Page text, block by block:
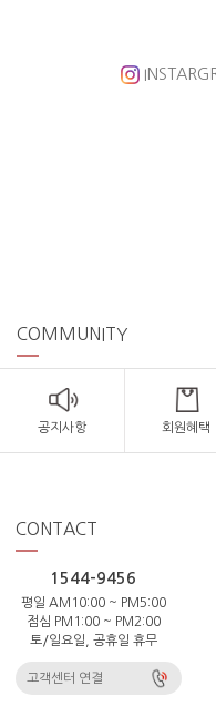
COMMUNITY
공지사항 회원혜택
CONTACT
1544-9456
평일 AM10:00 ~ PM5:00
점심 PM1:00 ~ PM2:00
토/일요일, 공휴일 휴무
고객센터 연결